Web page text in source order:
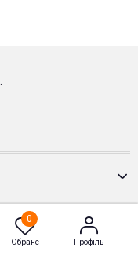
0
Обране Профіль